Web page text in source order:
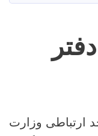
ارتباطی وزارت